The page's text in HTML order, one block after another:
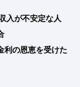
入が不安定な人
利の恩恵を受けた